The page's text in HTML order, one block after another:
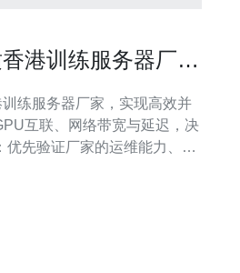
港训练服务器厂家
练服务器厂家，实现高效并
先验证厂家的运维能力、
性能/稳定性与总拥有成本，